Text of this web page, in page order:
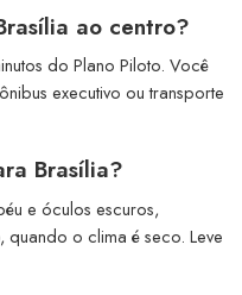
ao centro?
do Plano Piloto. Você
executivo ou transporte
Brasília?
e óculos escuros,
quando o clima é seco. Leve